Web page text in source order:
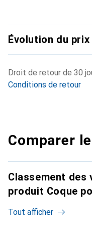
Évolution du prix
Droit de retour de 30
Conditions de retour
Comparer
Classement des
produit Coque
Tout afficher